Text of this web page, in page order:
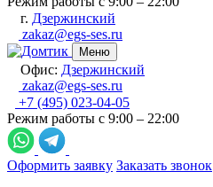
г. Дзержинский
zakaz@egs-ses.ru
Меню
Офис: Дзержинский
zakaz@egs-ses.ru
+7 (495) 023-04-05
Режим работы с 9:00 – 22:00
Оформить заявку Заказать звонок